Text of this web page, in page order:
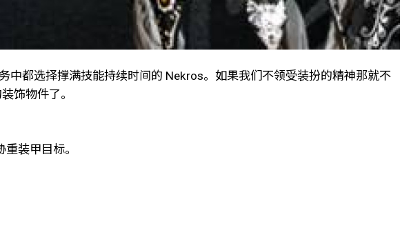
都选择撑满技能持续时间的 Nekros。如果我们不领受装扮的精神那就不
饰物件了。
装甲目标。